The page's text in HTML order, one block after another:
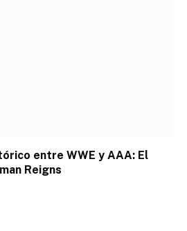
entre WWE y AAA: El
Reigns